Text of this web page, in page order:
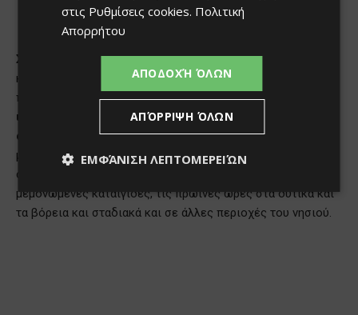
στις Ρυθμίσεις cookies. Πολιτική
Απορρήτου
ΑΠΟΔΟΧΉ ΌΛΩΝ
ΑΠΌΡΡΙΨΗ ΌΛΩΝ
ΕΜΦΆΝΙΣΗ ΛΕΠΤΟΜΕΡΕΙΏΝ